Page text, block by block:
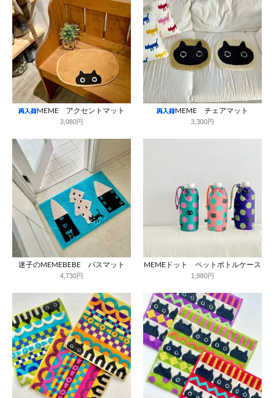
MEME アクセントマット
3,080円
MEME チェアマット
3,300円
迷子のMEMEBEBE バスマット
4,730円
MEMEドット ペットボトルケース
1,980円